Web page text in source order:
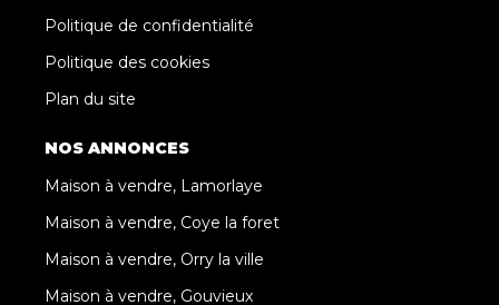
Politique de confidentialité
Politique des cookies
Plan du site
NOS ANNONCES
Maison à vendre, Lamorlaye
Maison à vendre, Coye la foret
Maison à vendre, Orry la ville
Maison à vendre, Gouvieux